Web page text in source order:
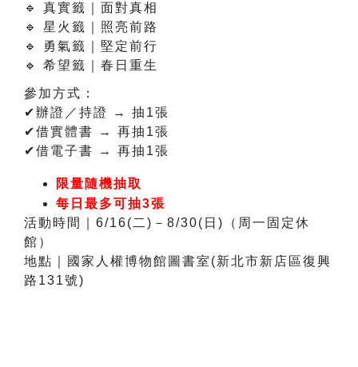
🔹
真實籤｜面對真相
🔹
星火籤｜照亮前路
🔹
勇氣籤｜堅定前行
🔹
希望籤｜春日重生
參加方式：
✔辦證／持證 → 抽1張
✔借實體書 → 再抽1張
✔借電子書 → 再抽1張
限量隨機抽取
每日最多可抽3張
活動時間｜6/16(二)－8/30(日)（周一固定休
館）
地點｜國家人權博物館圖書室(新北市新店區復興
路131號)